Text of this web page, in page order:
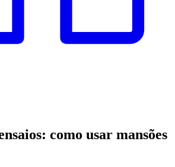
como usar mansões